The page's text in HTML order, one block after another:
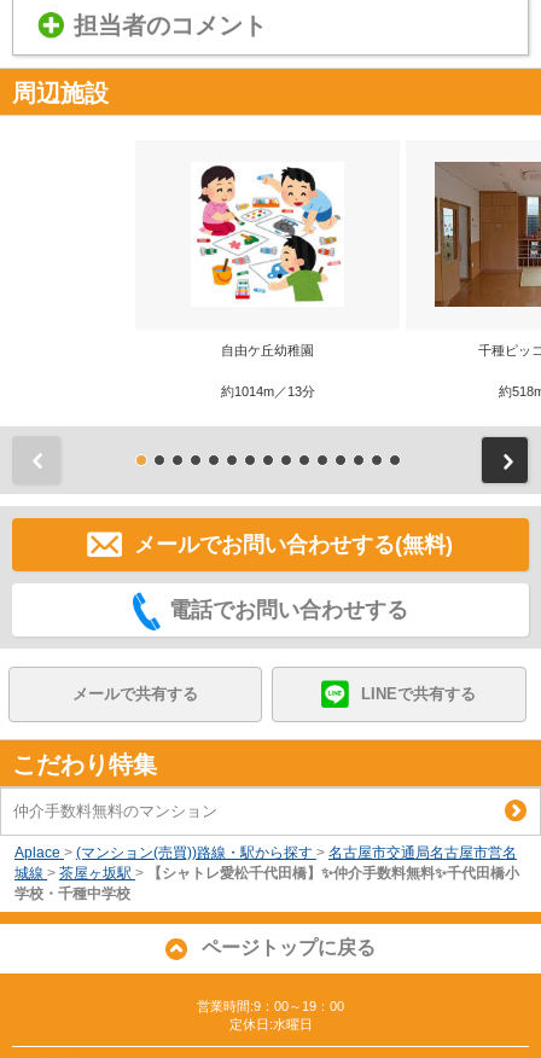
担当者のコメント
周辺施設
自由ケ丘幼稚園
約1014m／13分
千種ピッ
約
メールでお問い合わせする(無料)
電話でお問い合わせする
メールで共有する LINEで共有する
こだわり特集
仲介手数料無料のマンション
Aplace > (マンション(売買))路線・駅から探す > 名古屋市交通局名古屋市営名
城線 > 茶屋ヶ坂駅 >
【シャトレ愛松千代田橋】✨️仲介手数料無料✨️千代田橋小
学校・千種中学校
ページトップに戻る
営業時間:9：00～19：00
定休日:水曜日